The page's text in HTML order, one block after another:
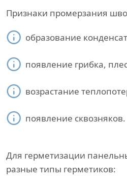
Признаки промерзания
образование
появление грибка,
возрастание
появление сквозняков.
Для герметизации
разные типы герметиков: